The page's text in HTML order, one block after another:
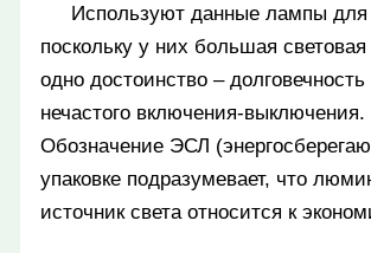
Используют данные лампы для
поскольку у них большая
одно достоинство –
нечастого включения-выключения.
Обозначение ЭСЛ
упаковке подразумевает, что
источник света относится к